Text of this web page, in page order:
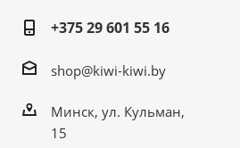
+375 29 601 55 16
shop@kiwi-kiwi.by
Минск, ул. Кульман,
15